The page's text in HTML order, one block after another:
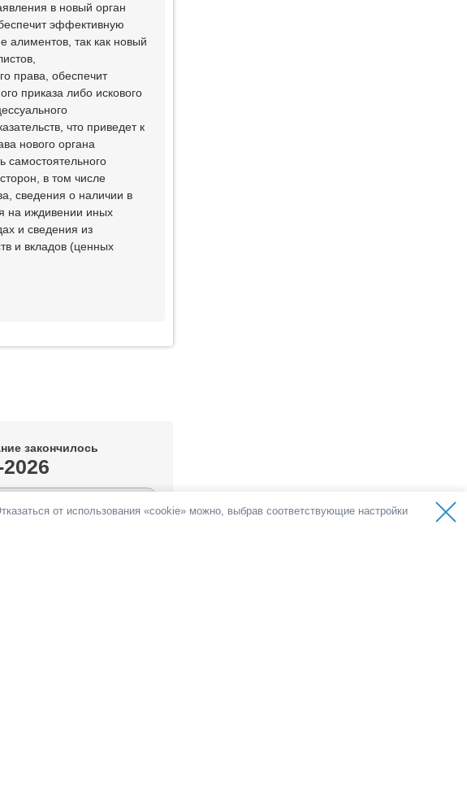
в новый орган
эффективную
алиментов, так как новый
права, обеспечит
приказа либо искового
что приведет к
нового органа
самостоятельного
в том числе
сведения о наличии в
на иждивении иных
и сведения из
и вкладов (ценных
закончилось
от использования «cookie» можно, выбрав соответствующие настройки